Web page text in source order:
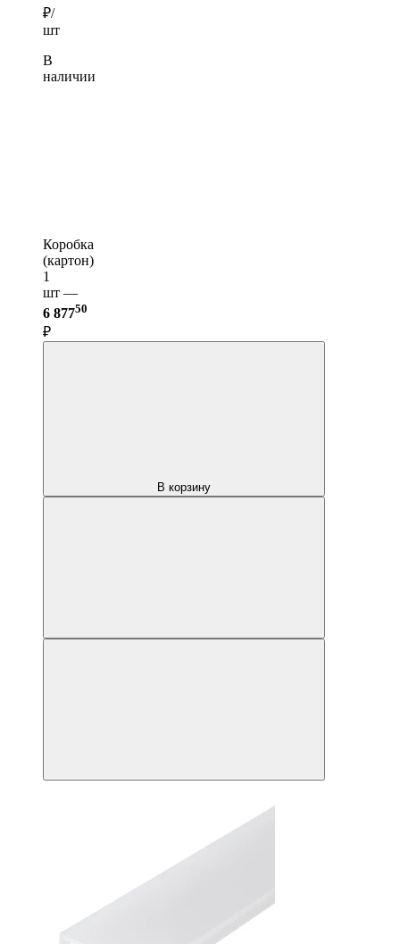
₽/
шт
В
наличии
Коробка
(картон)
1
шт —
6 87750
₽
В корзину